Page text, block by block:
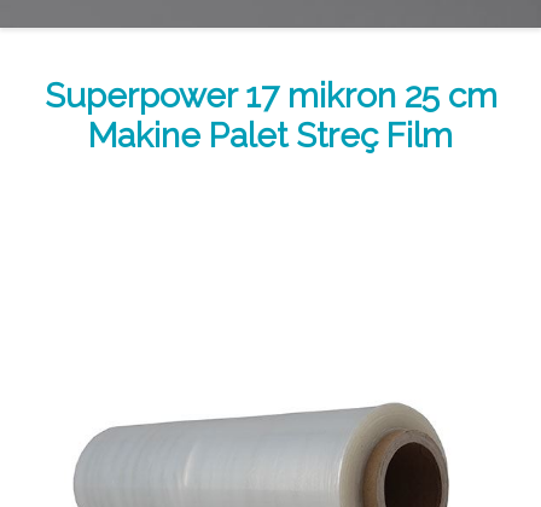
Superpower 17 mikron 25 cm
Makine Palet Streç Film